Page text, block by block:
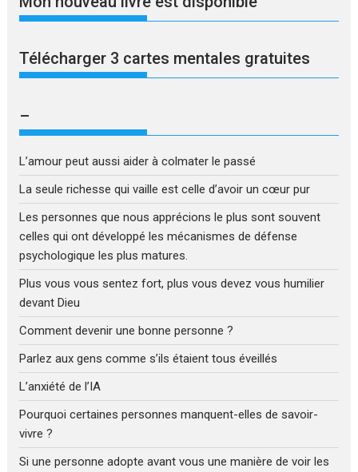
Télécharger 3 cartes mentales gratuites
–
L’amour peut aussi aider à colmater le passé
La seule richesse qui vaille est celle d’avoir un cœur pur
Les personnes que nous apprécions le plus sont souvent
celles qui ont développé les mécanismes de défense
psychologique les plus matures.
Plus vous vous sentez fort, plus vous devez vous humilier
devant Dieu
Comment devenir une bonne personne ?
Parlez aux gens comme s’ils étaient tous éveillés
L’anxiété de l’IA
Pourquoi certaines personnes manquent-elles de savoir-
vivre ?
Si une personne adopte avant vous une manière de voir les